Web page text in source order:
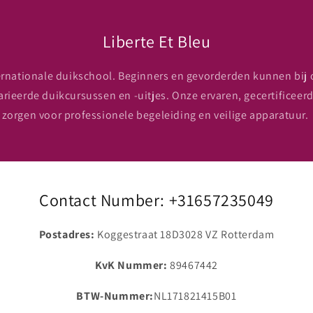
Liberte Et Bleu
duikschool. Beginners en gevorderden kunnen bij
duikcursussen en -uitjes. Onze ervaren,
zorgen voor professionele begeleiding en veilige apparatuur.
Contact Number: +31657235049
Postadres: Koggestraat 18D3028 VZ Rotterdam
KvK Nummer:89467442
BTW-Nummer:NL171821415B01